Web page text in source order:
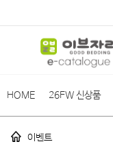
HOME 26FW 신상품
이벤트